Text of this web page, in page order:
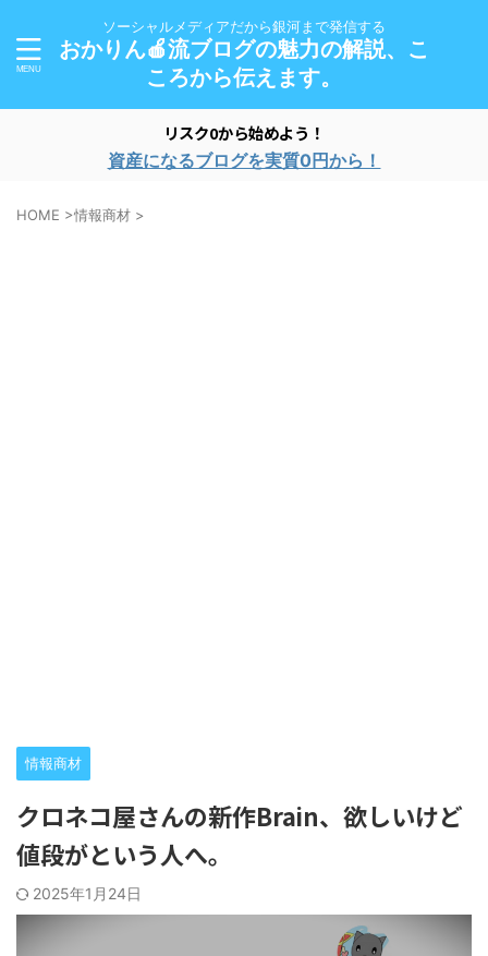
ソーシャルメディアだから銀河まで発信する
おかりん🍎流ブログの魅力の解説、こ
ころから伝えます。
リスク0から始めよう！
資産になるブログを実質0円から！
HOME >情報商材 >
情報商材
クロネコ屋さんの新作Brain、欲しいけど
値段がという人へ。
2025年1月24日